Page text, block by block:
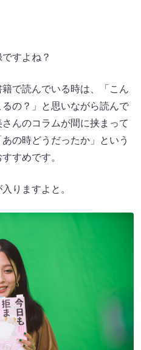
すよね？
で読んでいる時は、「こん
の？」と思いながら読んで
んのコラムが間に挟まって
の時どうだったか」という
すめです。
りますよと。